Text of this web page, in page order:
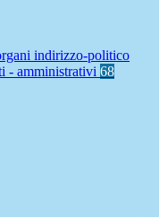
indirizzo-politico
- amministrativi 68